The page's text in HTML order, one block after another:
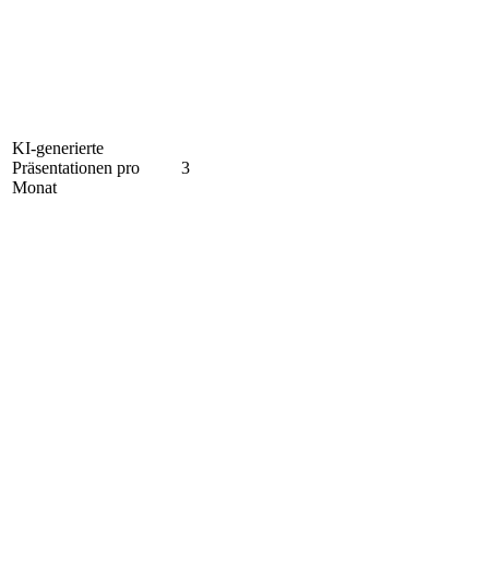
KI-generierte
Präsentationen pro
Monat
3